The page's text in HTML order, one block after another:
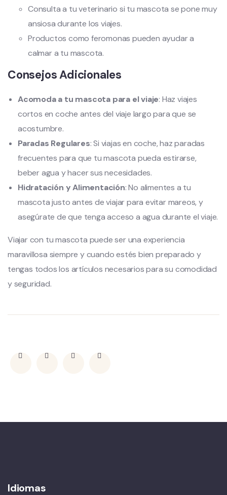
Consulta a tu veterinario si tu mascota se pone muy
ansiosa durante los viajes.
Productos como feromonas pueden ayudar a
calmar a tu mascota.
Consejos Adicionales
Acomoda a tu mascota para el viaje: Haz viajes
cortos en coche antes del viaje largo para que se
acostumbre.
Paradas Regulares: Si viajas en coche, haz paradas
frecuentes para que tu mascota pueda estirarse,
beber agua y hacer sus necesidades.
Hidratación y Alimentación: No alimentes a tu
mascota justo antes de viajar para evitar mareos, y
asegúrate de que tenga acceso a agua durante el viaje.
Viajar con tu mascota puede ser una experiencia
maravillosa siempre y cuando estés bien preparado y
tengas todos los artículos necesarios para su comodidad
y seguridad.
Idiomas